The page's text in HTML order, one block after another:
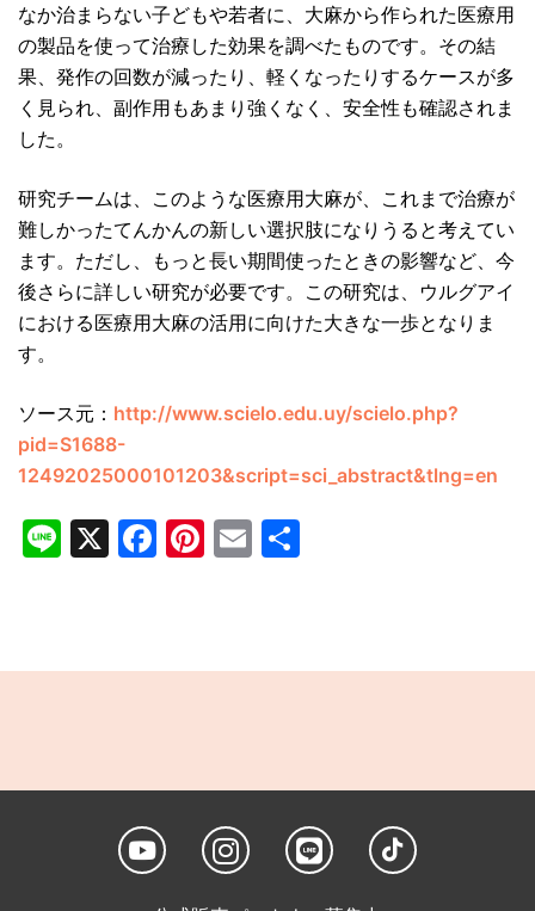
なか治まらない子どもや若者に、大麻から作られた医療用
の製品を使って治療した効果を調べたものです。その結
果、発作の回数が減ったり、軽くなったりするケースが多
く見られ、副作用もあまり強くなく、安全性も確認されま
した。
研究チームは、このような医療用大麻が、これまで治療が
難しかったてんかんの新しい選択肢になりうると考えてい
ます。ただし、もっと長い期間使ったときの影響など、今
後さらに詳しい研究が必要です。この研究は、ウルグアイ
における医療用大麻の活用に向けた大きな一歩となりま
す。
ソース元： http://www.scielo.edu.uy/scielo.php?
pid=S1688-
12492025000101203&script=sci_abstract&tlng=en
Line
X Facebook
Pinterest
Email